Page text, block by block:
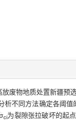
放废物地质处置新疆预
析不同方法确定各阈
ci为裂隙张拉破坏的起